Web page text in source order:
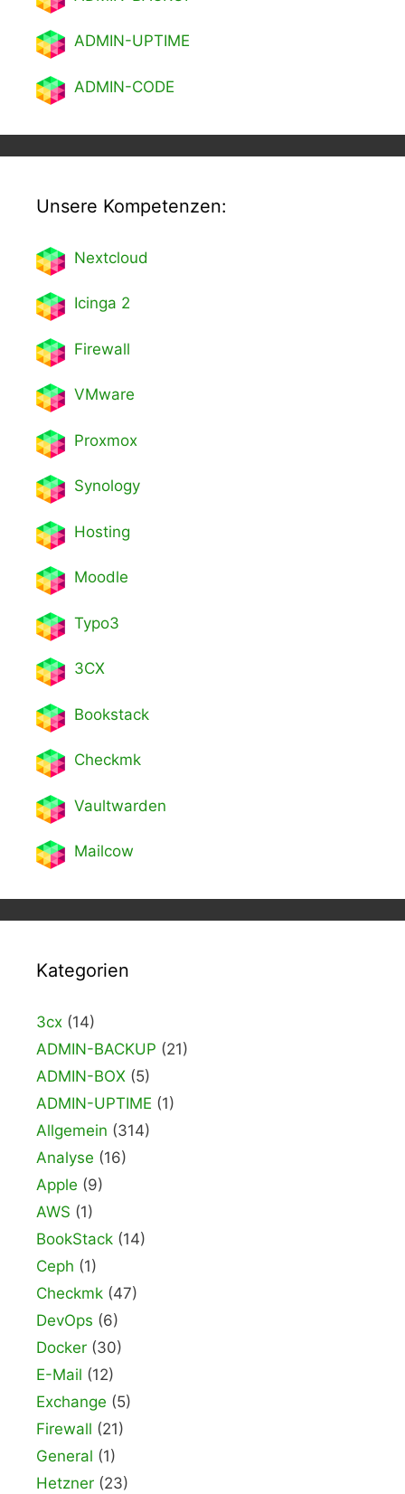
ADMIN-UPTIME
ADMIN-CODE
Unsere Kompetenzen:
Nextcloud
Icinga 2
Firewall
VMware
Proxmox
Synology
Hosting
Moodle
Typo3
3CX
Bookstack
Checkmk
Vaultwarden
Mailcow
Kategorien
3cx (14)
ADMIN-BACKUP (21)
ADMIN-BOX (5)
ADMIN-UPTIME (1)
Allgemein (314)
Analyse (16)
Apple (9)
AWS (1)
BookStack (14)
Ceph (1)
Checkmk (47)
DevOps (6)
Docker (30)
E-Mail (12)
Exchange (5)
Firewall (21)
General (1)
Hetzner (23)